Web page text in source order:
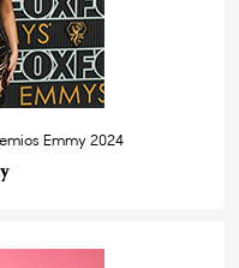
Emmy 2024